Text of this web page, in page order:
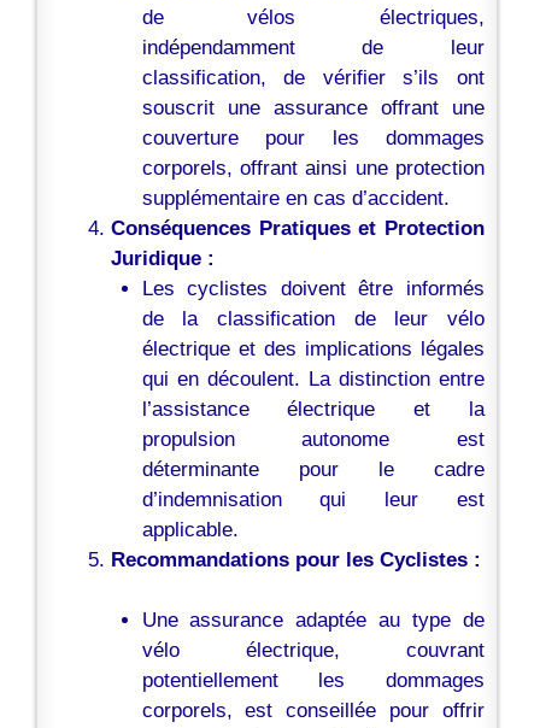
de vélos électriques,
indépendamment de leur
classification, de vérifier s’ils ont
souscrit une assurance offrant une
couverture pour les dommages
corporels, offrant ainsi une protection
supplémentaire en cas d’accident.
Conséquences Pratiques et Protection
Juridique :
Les cyclistes doivent être informés
de la classification de leur vélo
électrique et des implications légales
qui en découlent. La distinction entre
l’assistance électrique et la
propulsion autonome est
déterminante pour le cadre
d’indemnisation qui leur est
applicable.
Recommandations pour les Cyclistes :
Une assurance adaptée au type de
vélo électrique, couvrant
potentiellement les dommages
corporels, est conseillée pour offrir